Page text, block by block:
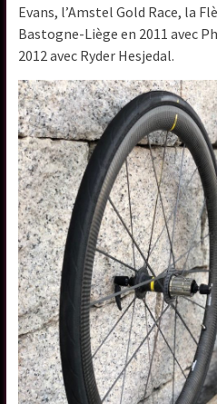
Evans, l’Amstel Gold Race, la
Bastogne-Liège en 2011 avec
2012 avec Ryder Hesjedal.